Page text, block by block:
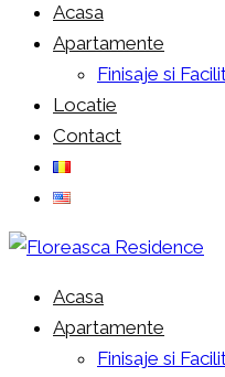
Acasa
Apartamente
Finisaje si
Locatie
Contact
Acasa
Apartamente
Finisaje si